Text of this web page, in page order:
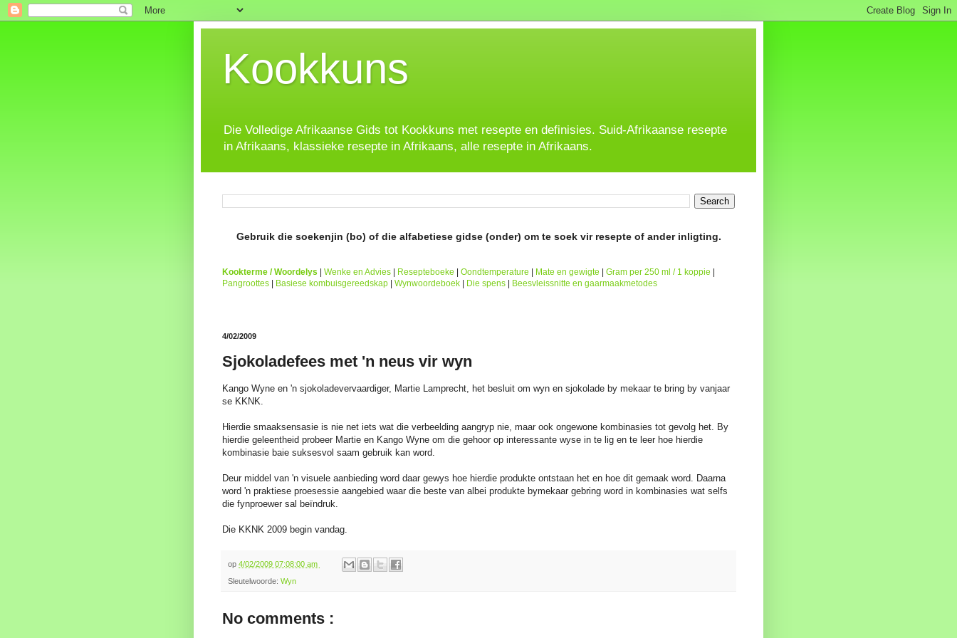
Kookkuns
Die Volledige Afrikaanse Gids tot Kookkuns met resepte en definisies. Suid-Afrikaanse resepte
in Afrikaans, klassieke resepte in Afrikaans, alle resepte in Afrikaans.
Gebruik die soekenjin (bo) of die alfabetiese gidse (onder) om te soek vir resepte of ander inligting.
Kookterme / Woordelys Wenke en Advies Resepteboeke Oondtemperature Mate en gewigte Gram per 250 ml / 1 koppie
Pangroottes
Basiese kombuisgereedskap Wynwoordeboek Die spens Beesvleissnitte en gaarmaakmetodes
4/02/2009
Sjokoladefees met 'n neus vir wyn
Kango Wyne en 'n sjokoladevervaardiger, Martie Lamprecht, het besluit om wyn en sjokolade by mekaar te bring by vanjaar
se KKNK.
Hierdie smaaksensasie is nie net iets wat die verbeelding aangryp nie, maar ook ongewone kombinasies tot gevolg het. By
hierdie geleentheid probeer Martie en Kango Wyne om die gehoor op interessante wyse in te lig en te leer hoe hierdie
kombinasie baie suksesvol saam gebruik kan word.
Deur middel van 'n visuele aanbieding word daar gewys hoe hierdie produkte ontstaan het en hoe dit gemaak word. Daarna
word 'n praktiese proesessie aangebied waar die beste van albei produkte bymekaar gebring word in kombinasies wat selfs
die fynproewer sal beïndruk.
Die KKNK 2009 begin vandag.
op 4/02/2009 07:08:00 am
Sleutelwoorde: Wyn
No comments :